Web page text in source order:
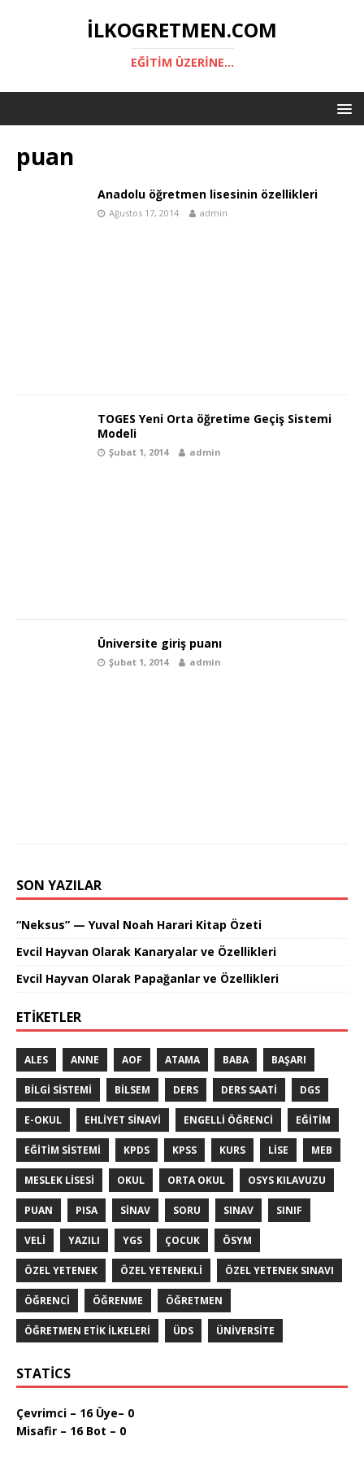
ILKOGRETMEN.COM
EĞITIM ÜZERINE...
puan
Anadolu öğretmen lisesinin özellikleri
Ağustos 17, 2014 admin
TOGES Yeni Orta öğretime Geçiş Sistemi
Modeli
Şubat 1, 2014 admin
Üniversite giriş puanı
Şubat 1, 2014 admin
SON YAZILAR
“Neksus” — Yuval Noah Harari Kitap Özeti
Evcil Hayvan Olarak Kanaryalar ve Özellikleri
Evcil Hayvan Olarak Papağanlar ve Özellikleri
ETIKETLER
ALES ANNE AOF ATAMA BABA BAŞARI
BILGI SISTEMI BILSEM DERS DERS SAATI DGS
E-OKUL EHLIYET SINAVI ENGELLI ÖĞRENCI EĞITIM
EĞITIM SISTEMI KPDS KPSS KURS LISE MEB
MESLEK LISESI OKUL ORTA OKUL OSYS KILAVUZU
PUAN PISA SINAV SORU SINAV SINIF
VELI YAZILI YGS ÇOCUK ÖSYM
ÖZEL YETENEK ÖZEL YETENEKLI ÖZEL YETENEK SINAVI
ÖĞRENCI ÖĞRENME ÖĞRETMEN
ÖĞRETMEN ETIK ILKELERI ÜDS ÜNIVERSITE
STATICS
Çevrimci – 16 Üye– 0
Misafir – 16 Bot – 0